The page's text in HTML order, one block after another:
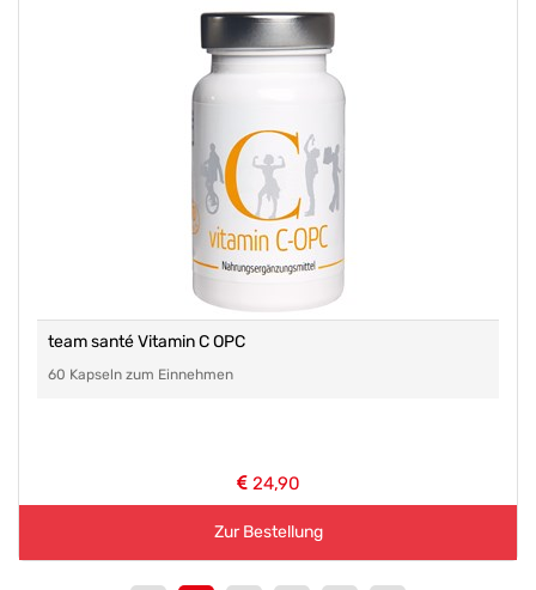
team santé Vitamin C OPC
60 Kapseln zum Einnehmen
24,90
Zur Bestellung